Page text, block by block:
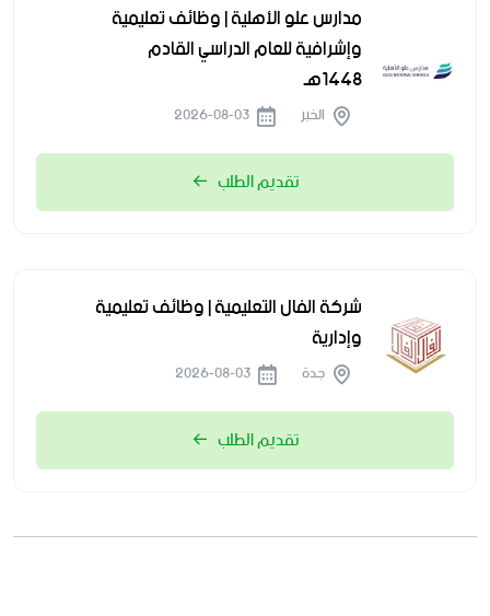
مدارس علو الأهلية | وظائف تعليمية
وإشرافية للعام الدراسي القادم
1448هـ
الخبر
تقديم الطلب
شركة الفال التعليمية | وظائف تعليمية
وإدارية
جدة
تقديم الطلب